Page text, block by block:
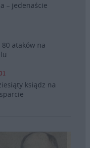
– jedenaście
ataków na
ksiądz na